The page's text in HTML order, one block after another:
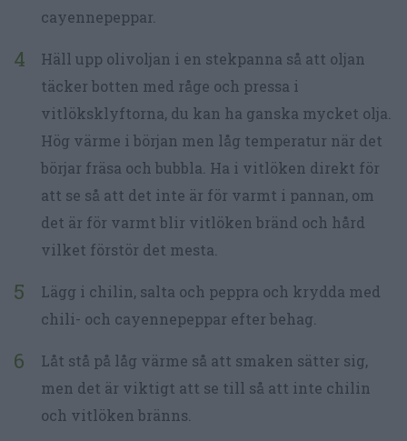
cayennepeppar.
Häll upp olivoljan i en stekpanna så att oljan
täcker botten med råge och pressa i
vitlöksklyftorna, du kan ha ganska mycket olja.
Hög värme i början men låg temperatur när det
börjar fräsa och bubbla. Ha i vitlöken direkt för
att se så att det inte är för varmt i pannan, om
det är för varmt blir vitlöken bränd och hård
vilket förstör det mesta.
Lägg i chilin, salta och peppra och krydda med
chili- och cayennepeppar efter behag.
Låt stå på låg värme så att smaken sätter sig,
men det är viktigt att se till så att inte chilin
och vitlöken bränns.